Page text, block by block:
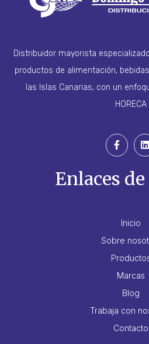
Distribuidor mayorista
productos de alimentación,
las Islas Canarias, con un
HORECA
Enlaces
Inicio
Sobre
Marcas
Blog
Trabaja con
Contacto